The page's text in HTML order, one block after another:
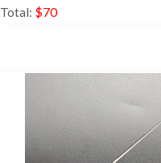
Total: $70